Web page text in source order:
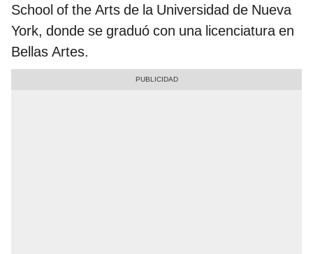
School of the Arts de la Universidad de Nueva
York, donde se graduó con una licenciatura en
Bellas Artes.